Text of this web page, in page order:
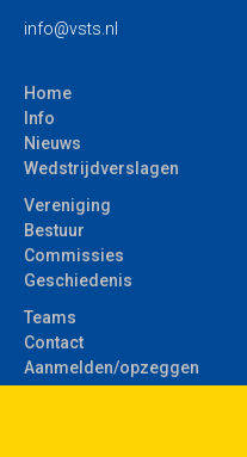
info@vsts.nl
Home
Info
Nieuws
Wedstrijdverslagen
Vereniging
Bestuur
Commissies
Geschiedenis
Teams
Contact
Aanmelden/opzeggen